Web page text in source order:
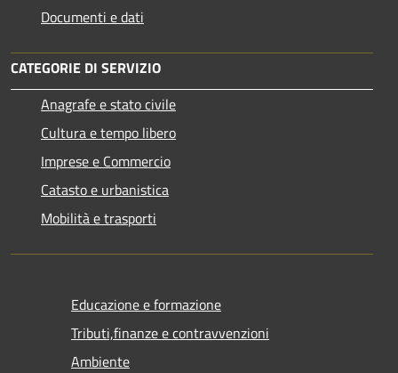
Documenti e dati
CATEGORIE DI SERVIZIO
Anagrafe e stato civile
Cultura e tempo libero
Imprese e Commercio
Catasto e urbanistica
Mobilità e trasporti
Educazione e formazione
Tributi,finanze e contravvenzioni
Ambiente